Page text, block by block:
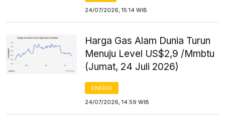
24/07/2026, 15:14 WIB
Harga Gas Alam Dunia Turun
Menuju Level US$2,9 /Mmbtu
(Jumat, 24 Juli 2026)
ENERGI
24/07/2026, 14:59 WIB